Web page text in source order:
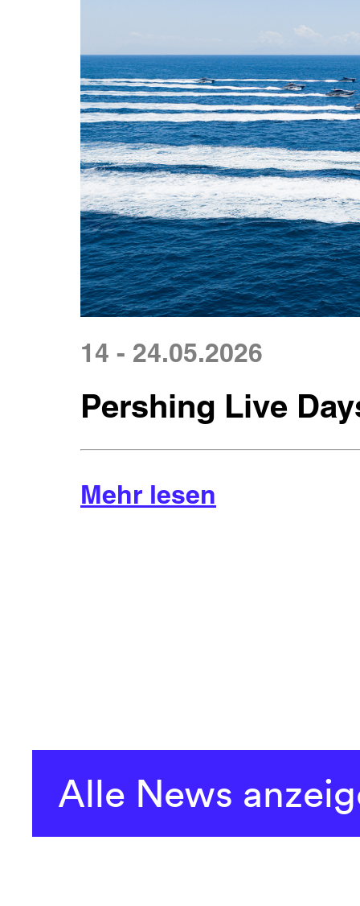
14 - 24.05.2026
Pershing Live
Mehr lesen
Alle News